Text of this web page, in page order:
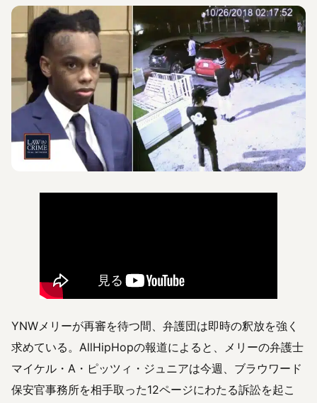
YNWメリーが再審を待つ間、弁護団は即時の釈放を強く
求めている。AllHipHopの報道によると、メリーの弁護士
マイケル・A・ピッツィ・ジュニアは今週、ブラウワード
保安官事務所を相手取った12ページにわたる訴訟を起こ